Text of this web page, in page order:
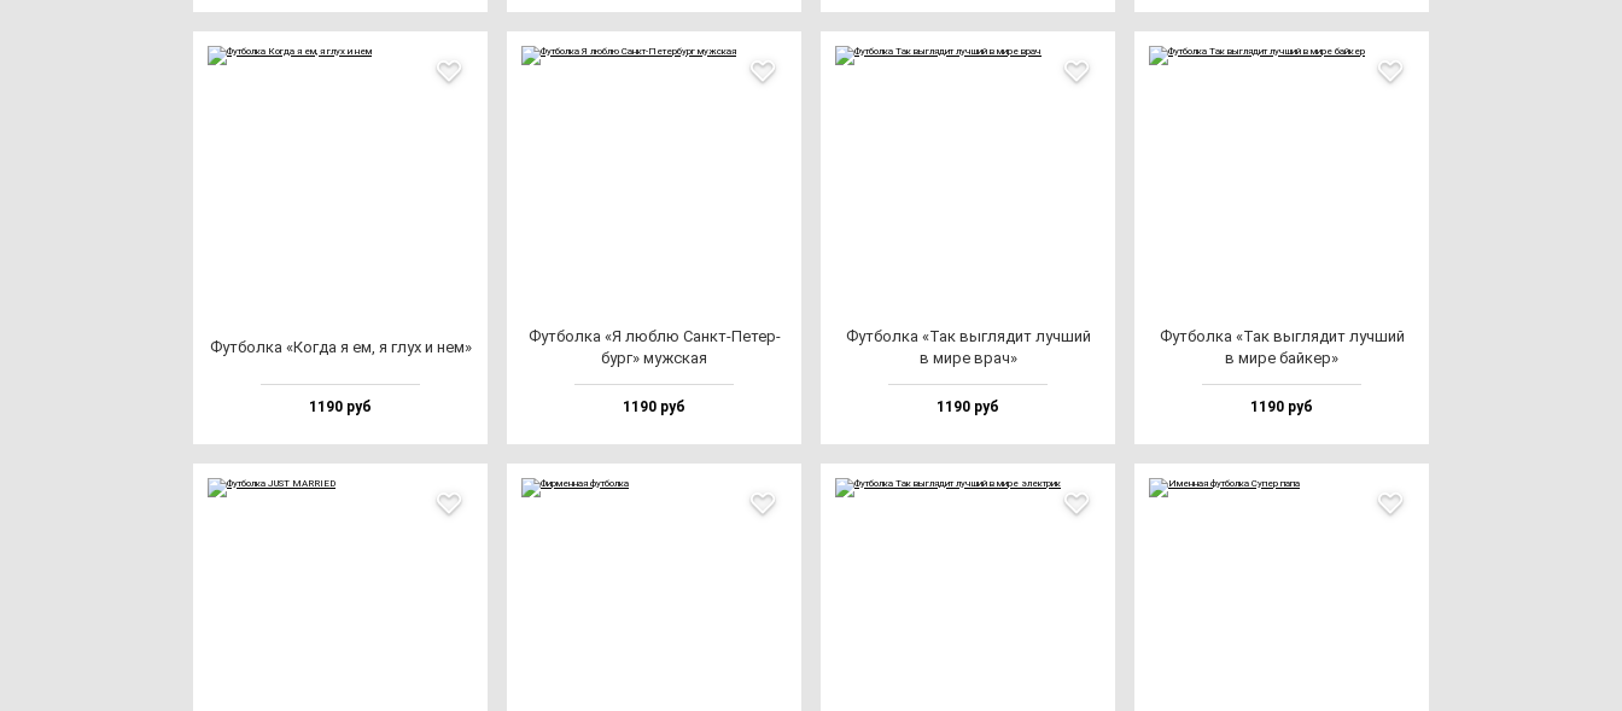
Фут­бол­ка «Ког­да я ем, я глух и нем»
1190 руб
Фут­бол­ка «Я люб­лю Санкт-Петер­
бург» муж­ская
1190 руб
Фут­бол­ка «Так выг­ля­дит луч­ший
в ми­ре врач»
1190 руб
Фут­бол­ка «Так выг­ля­дит луч­ший
в ми­ре бай­кер»
1190 руб